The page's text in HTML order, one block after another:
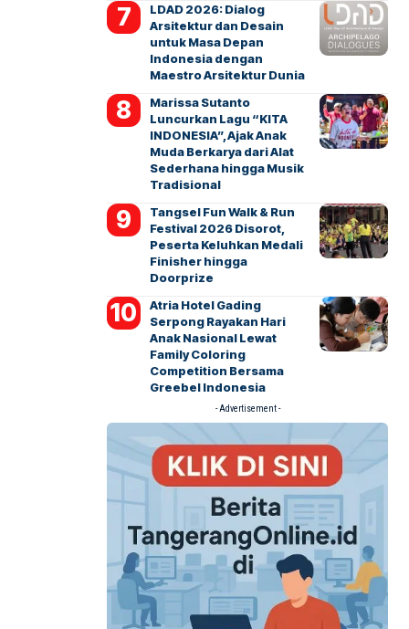
LDAD 2026: Dialog
Arsitektur dan Desain
untuk Masa Depan
Indonesia dengan
Maestro Arsitektur Dunia
Marissa Sutanto
Luncurkan Lagu “KITA
INDONESIA”, Ajak Anak
Muda Berkarya dari Alat
Sederhana hingga Musik
Tradisional
Tangsel Fun Walk & Run
Festival 2026 Disorot,
Peserta Keluhkan Medali
Finisher hingga
Doorprize
Atria Hotel Gading
Serpong Rayakan Hari
Anak Nasional Lewat
Family Coloring
Competition Bersama
Greebel Indonesia
- Advertisement -